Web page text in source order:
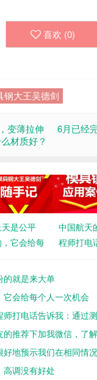
喜欢 (0)
钢大王吴德剑
变薄拉伸
材质好？
6月已经
是公平
，它会给每
中国航天
程师打电
8566
的就是来大单
它会给每个人一次机会
师打电话告诉我：通过
的推荐下加我微信，了
好地预示我们在相同情
高调没有好处